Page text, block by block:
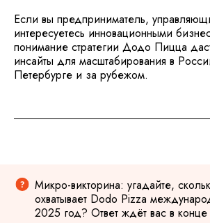
Если вы предприниматель,
интересуетесь инновационными
понимание стратегии Додо Пицца
инсайты для масштабирования в
Петербурге и за рубежом.
Микро-викторина: угадайте,
охватывает Dodo Pizza
2025 год? Ответ ждёт вас в конце